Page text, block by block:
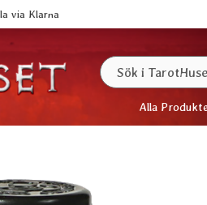
via Klarna
Sök
Alla
Markera